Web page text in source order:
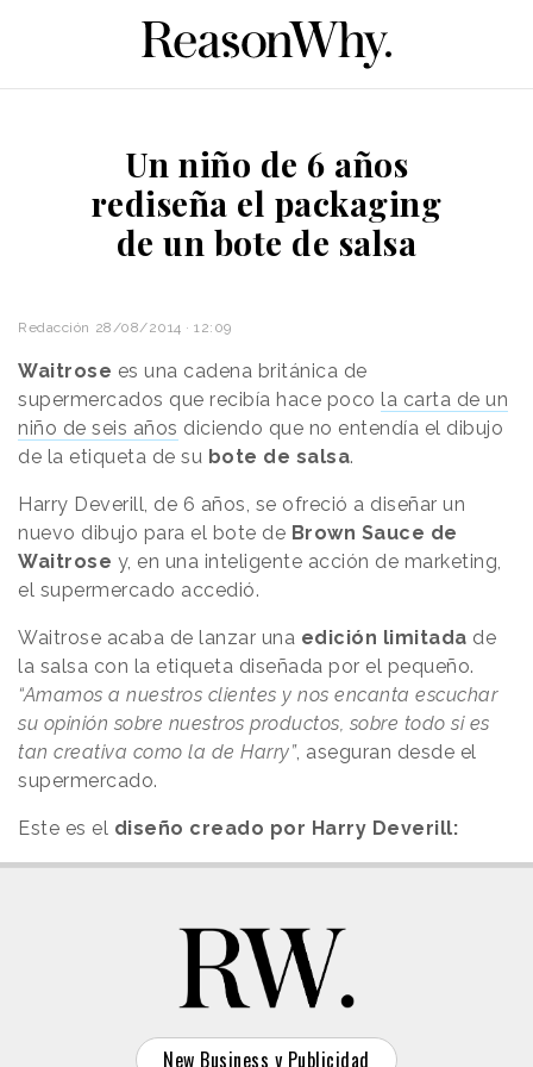
Un niño de 6 años
rediseña el packaging
de un bote de salsa
Redacción 28/08/2014 · 12:09
Waitrose es una cadena británica de
supermercados que recibía hace poco la carta de un
niño de seis años diciendo que no entendía el dibujo
de la etiqueta de su bote de salsa.
Harry Deverill, de 6 años, se ofreció a diseñar un
nuevo dibujo para el bote de Brown Sauce de
Waitrose y, en una inteligente acción de marketing,
el supermercado accedió.
Waitrose acaba de lanzar una edición limitada de
la salsa con la etiqueta diseñada por el pequeño.
“Amamos a nuestros clientes y nos encanta escuchar
su opinión sobre nuestros productos, sobre todo si es
tan creativa como la de Harry”, aseguran desde el
supermercado.
Este es el diseño creado por Harry Deverill:
New Business y Publicidad